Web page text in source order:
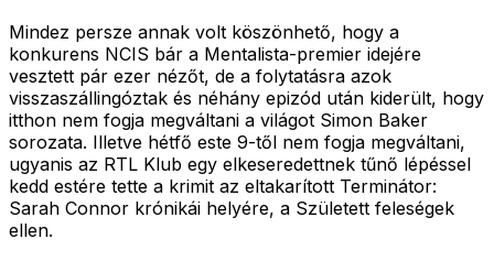
Mindez persze annak volt köszönhető, hogy a
konkurens NCIS bár a Mentalista-premier idejére
vesztett pár ezer nézőt, de a folytatásra azok
visszaszállingóztak és néhány epizód után kiderült, hogy
itthon nem fogja megváltani a világot Simon Baker
sorozata. Illetve hétfő este 9-től nem fogja megváltani,
ugyanis az RTL Klub egy elkeseredettnek tűnő lépéssel
kedd estére tette a krimit az eltakarított Terminátor:
Sarah Connor krónikái helyére, a Született feleségek
ellen.